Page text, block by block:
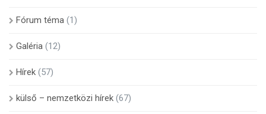
Fórum téma (1)
Galéria (12)
Hírek (57)
külső – nemzetközi hírek (67)